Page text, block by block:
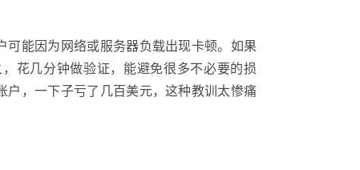
能因为网络或服务器负载出现卡顿。如果
花几分钟做验证，能避免很多不必要的损
户，一下子亏了几百美元，这种教训太惨痛